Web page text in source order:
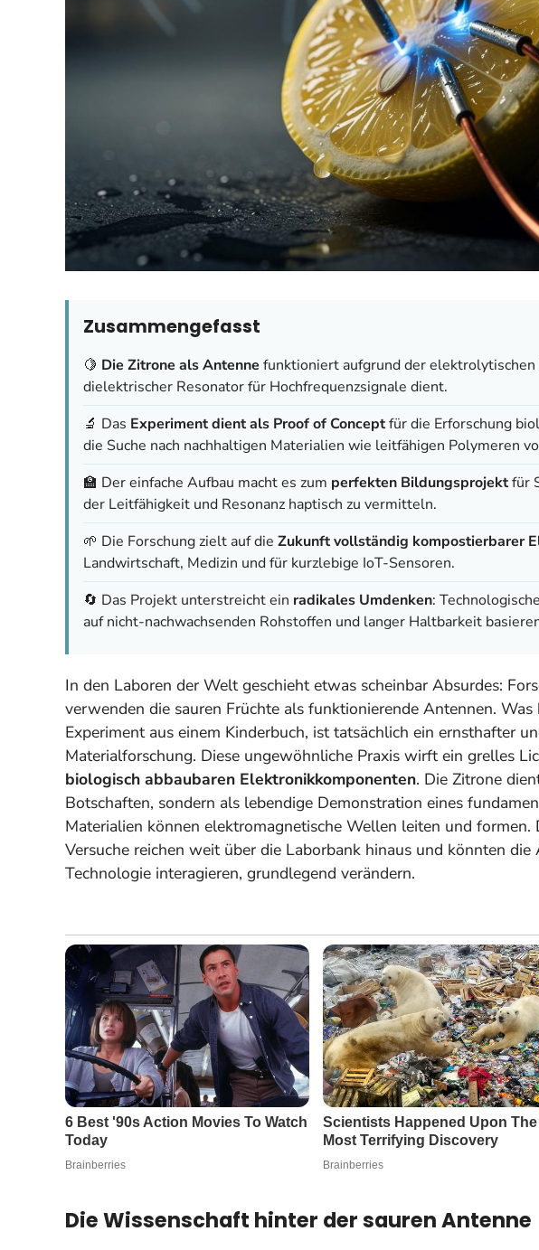
Zusammengefasst
🍋 Die Zitrone als Antenne funktioniert aufgrund der
dielektrischer Resonator für Hochfrequenzsignale dient.
🔬 Das Experiment dient als Proof of Conceptfür die Erforschung
die Suche nach nachhaltigen Materialien wie leitfähigen Polymeren
🏫 Der einfache Aufbau macht es zum perfekten Bildungsprojektfür
der Leitfähigkeit und Resonanz haptisch zu vermitteln.
🌱 Die Forschung zielt auf die Zukunft vollständig kompostierbarer
Landwirtschaft, Medizin und für kurzlebige IoT-Sensoren.
🔄 Das Projekt unterstreicht ein radikales Umdenken:
auf nicht-nachwachsenden Rohstoffen und langer Haltbarkeit
In den Laboren der Welt geschieht etwas scheinbar Absurdes:
verwenden die sauren Früchte als funktionierende Antennen.
Experiment aus einem Kinderbuch, ist tatsächlich ein ernsthafter
Materialforschung. Diese ungewöhnliche Praxis wirft ein grelles
biologisch abbaubaren Elektronikkomponenten. Die Zitrone
Botschaften, sondern als lebendige Demonstration eines
Materialien können elektromagnetische Wellen leiten und formen.
Versuche reichen weit über die Laborbank hinaus und könnten
Technologie interagieren, grundlegend verändern.
Die Wissenschaft hinter der sauren Antenne